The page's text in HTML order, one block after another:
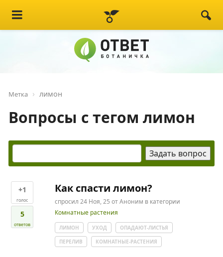
Метка лимон
Вопросы с тегом лимон
+1
голос
5
ответов
Как спасти лимон?
спросил 24 Ноя, 25 отАноним в категории
Комнатные растения
ЛИМОН УХОД
ОПАДАЮТ-ЛИСТЬЯ
ПЕРЕЛИВ
КОМНАТНЫЕ-РАСТЕНИЯ